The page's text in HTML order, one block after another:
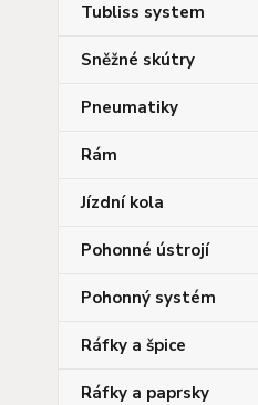
Tubliss system
Sněžné skútry
Pneumatiky
Rám
Jízdní kola
Pohonné ústrojí
Pohonný systém
Ráfky a špice
Ráfky a paprsky